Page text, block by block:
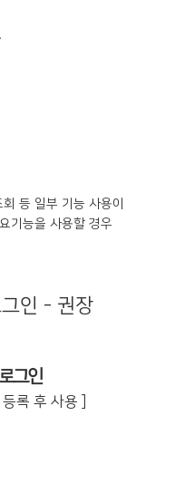
등 일부 기능 사용이
기능을 사용할 경우
인 - 권장
그인
록 후 사용 ]